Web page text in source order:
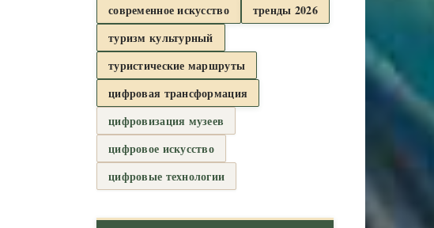
современное искусство
тренды 2026
туризм культурный
туристические маршруты
цифровая трансформация
цифровизация музеев
цифровое искусство
цифровые технологии